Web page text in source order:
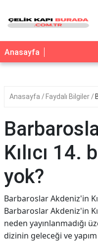
Anasayfa
Anasayfa Faydalı Bilgiler
Kılıcı 14.
yok?
Barbaroslar Akdeniz'in
Barbaroslar Akdeniz'in
neden yayınlanmadığı
dizinin geleceği ve